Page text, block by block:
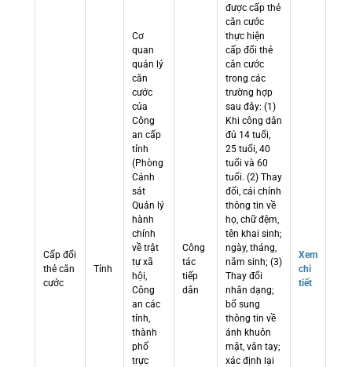
Cấp đổi
thẻ căn
cước
Tỉnh
Cơ
quan
quản lý
căn
cước
của
Công
an cấp
tỉnh
(Phòng
Cảnh
sát
Quản lý
hành
chính
về trật
tự xã
hội,
Công
an các
tỉnh,
thành
phố
trực
Công
tác
tiếp
dân
được cấp thẻ
căn cước
thực hiện
cấp đổi thẻ
căn cước
trong các
trường hợp
sau đây: (1)
Khi công dân
đủ 14 tuổi,
25 tuổi, 40
tuổi và 60
tuổi. (2) Thay
đổi, cải chính
thông tin về
họ, chữ đệm,
tên khai sinh;
ngày, tháng,
năm sinh; (3)
Thay đổi
nhân dạng;
bổ sung
thông tin về
ảnh khuôn
mặt, vân tay;
xác định lại
Xem
chi
tiết